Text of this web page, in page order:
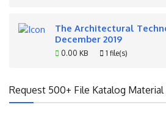
The Architectural
December 2019
0.00 KB 1 file(s)
Request 500+ File Katalog Material